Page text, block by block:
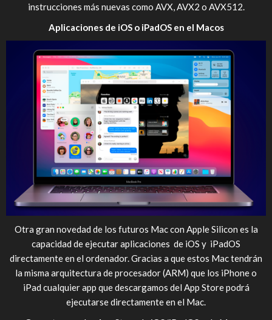
instrucciones más nuevas como AVX, AVX2 o AVX512.
Aplicaciones de iOS o iPadOS en el Macos
Otra gran novedad de los futuros Mac con Apple Silicon es la
capacidad de ejecutar aplicaciones de iOS y iPadOS
directamente en el ordenador. Gracias a que estos Mac tendrán
la misma arquitectura de procesador (ARM) que los iPhone o
iPad cualquier app que descargamos del App Store podrá
ejecutarse directamente en el Mac.